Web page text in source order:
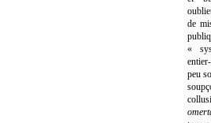
de
«
peu